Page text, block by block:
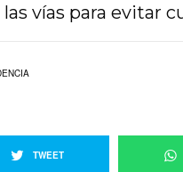
vías para evitar
TWEET